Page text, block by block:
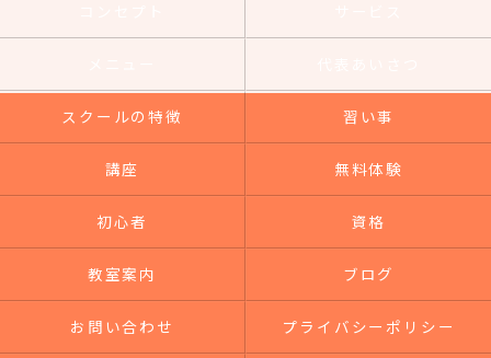
スクールの特徴 習い事
講座 無料体験
初心者 資格
教室案内 ブログ
お問い合わせ プライバシーポリシー